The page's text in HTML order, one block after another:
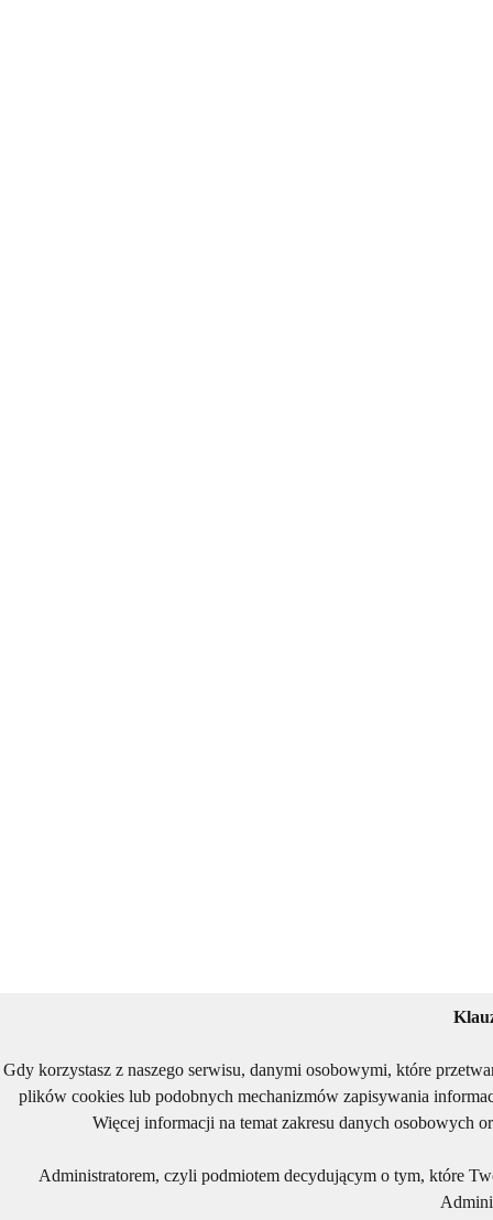
Gdy korzystasz z naszego serwisu, danymi osobowymi, które
plików cookies lub podobnych mechanizmów zapisywania
Więcej informacji na temat zakresu danych osobowych
Administratorem, czyli podmiotem decydującym o tym, które